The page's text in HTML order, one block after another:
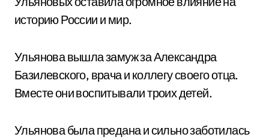
историю России и мир.
Ульянова вышла замуж за Александра
Базилевского, врача и коллегу своего отца.
Вместе они воспитывали троих детей.
Ульянова была предана и сильно заботилась